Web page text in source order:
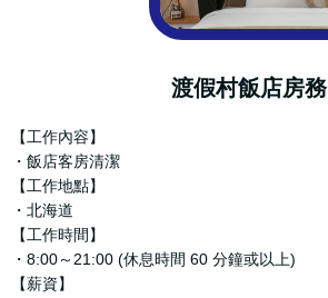
渡假村飯店房務
【工作內容】
・飯店客房清潔
【工作地點】
・北海道
【工作時間】
・8:00～21:00 (休息時間 60 分鐘或以上)
【薪資】